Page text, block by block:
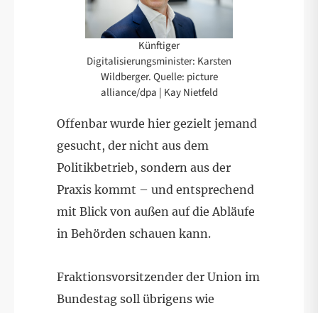
Künftiger
Digitalisierungsminister: Karsten
Wildberger. Quelle: picture
alliance/dpa | Kay Nietfeld
Offenbar wurde hier gezielt jemand
gesucht, der nicht aus dem
Politikbetrieb, sondern aus der
Praxis kommt – und entsprechend
mit Blick von außen auf die Abläufe
in Behörden schauen kann.
Fraktionsvorsitzender der Union im
Bundestag soll übrigens wie